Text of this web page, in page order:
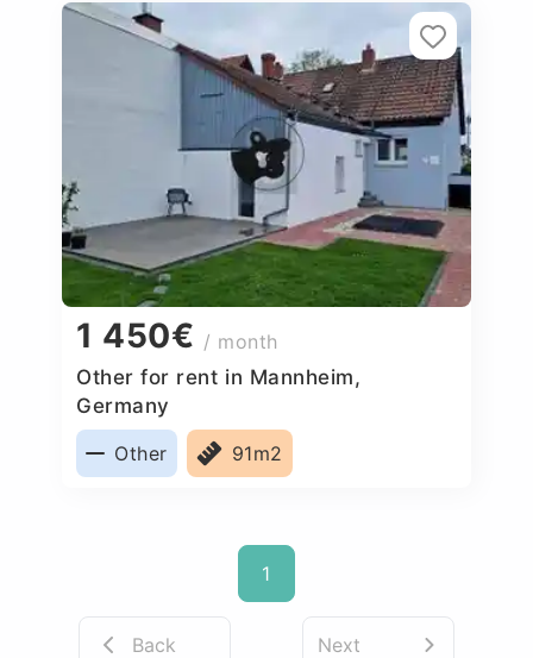
1 450€ / month
Other for rent in Mannheim,
Germany
Other
91m2
1
Back Next